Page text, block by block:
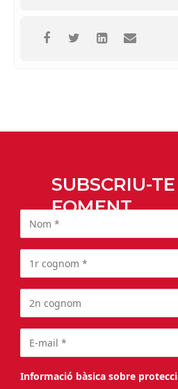
SUBSCRIU-
FOMENT
Informació bàsica sobre